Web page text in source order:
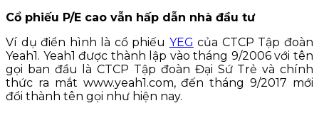
Cổ phiếu P/E cao vẫn hấp dẫn nhà đầu tư
Ví dụ điển hình là cổ phiếu YEG của CTCP Tập đoàn
Yeah1. Yeah1 được thành lập vào tháng 9/2006 với tên
gọi ban đầu là CTCP Tập đoàn Đại Sứ Trẻ và chính
thức ra mắt www.yeah1.com, đến tháng 9/2017 mới
đổi thành tên gọi như hiện nay.